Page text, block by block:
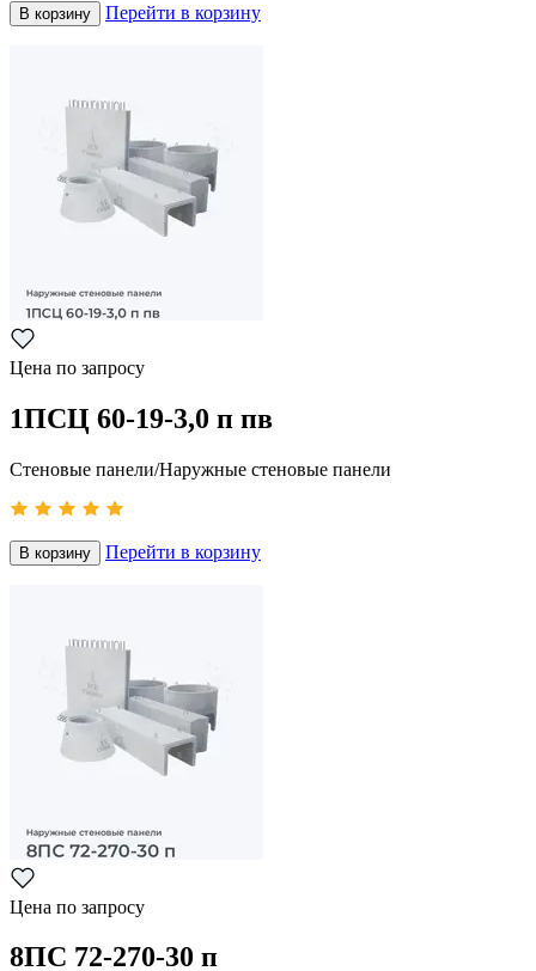
В корзину Перейти в корзину
Цена по запросу
1ПСЦ 60-19-3,0 п пв
Стеновые панели/Наружные стеновые панели
В корзину Перейти в корзину
Цена по запросу
8ПС 72-270-30 п